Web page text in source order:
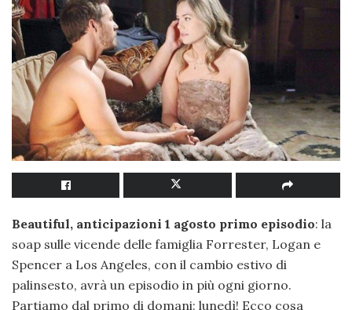
Beautiful, anticipazioni 1 agosto primo episodio: la
soap sulle vicende delle famiglia Forrester, Logan e
Spencer a Los Angeles, con il cambio estivo di
palinsesto, avrà un episodio in più ogni giorno.
Partiamo dal primo di domani: lunedì! Ecco cosa